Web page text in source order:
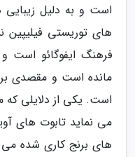
است و به دلیل
های توریستی فیلیپین
فرهنگ ایفوگائو است
مانده است و مقصدی
است. یکی از دلایلی
می نماید تابوت های
های برنج کاری شده می